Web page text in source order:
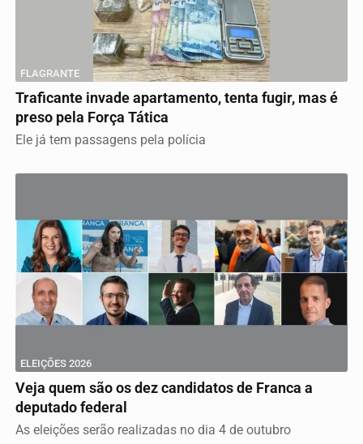
FLAGRANTE
Traficante invade apartamento, tenta fugir, mas é
preso pela Força Tática
Ele já tem passagens pela polícia
ELEIÇÕES 2026
Veja quem são os dez candidatos de Franca a
deputado federal
As eleições serão realizadas no dia 4 de outubro